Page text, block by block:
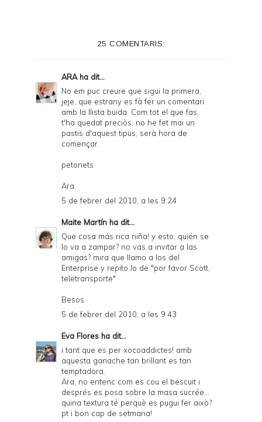
25 COMENTARIS:
ARAha dit...
No em puc creure que sigui la primera,
jeje, que estrany es fà fer un comentari
amb la llista buida. Com tot el que fas,
t'ha quedat preciòs, no he fet mai un
pastis d'aquest tipus, serà hora de
començar.
petonets
Ara.
5 de febrer del 2010, a les 9:24
Maite Martín ha dit...
Que cosa más rica niña! y esto, quién se
lo va a zampar? no vas a invitar a las
amigas? mira que llamo a los del
Enterprise y repito lo de "por favor Scott,
teletransporte"
Besos
5 de febrer del 2010, a les 9:43
Eva Flores ha dit...
i tant que es per xocoaddictes! amb
aquesta ganache tan brillant es tan
temptadora.
Ara, no entenc com es cou el bescuit i
després es posa sobre la masa sucrée...
quina textura té perquè es pugui fer això?
pt i bon cap de setmana!